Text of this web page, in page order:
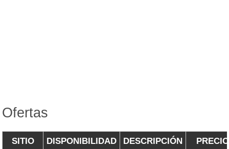
Ofertas
SITIO DISPONIBILIDAD DESCRIPCIÓN
PRECIO